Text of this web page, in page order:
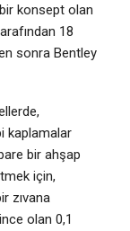
konsept olan
18
sonra Bentley
kaplamalar
bir ahşap
için,
zıvana
olan 0,1